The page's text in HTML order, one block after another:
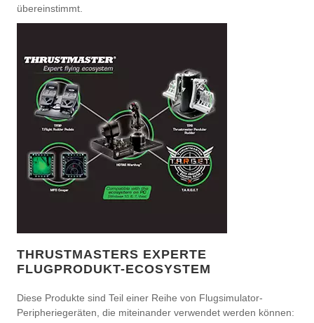
übereinstimmt.
THRUSTMASTERS EXPERTE
FLUGPRODUKT-ECOSYSTEM
Diese Produkte sind Teil einer Reihe von Flugsimulator-
Peripheriegeräten, die miteinander verwendet werden können: